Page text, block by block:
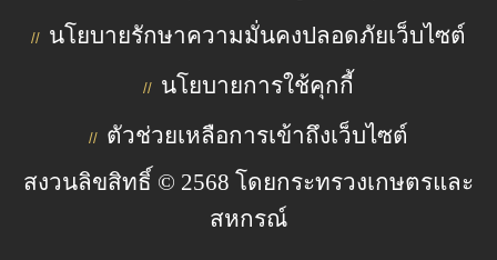
// นโยบายรักษาความมั่นคงปลอดภัยเว็บไซต์
// นโยบายการใช้คุกกี้
// ตัวช่วยเหลือการเข้าถึงเว็บไซต์
สงวนลิขสิทธิ์ © 2568 โดยกระทรวงเกษตรและ
สหกรณ์